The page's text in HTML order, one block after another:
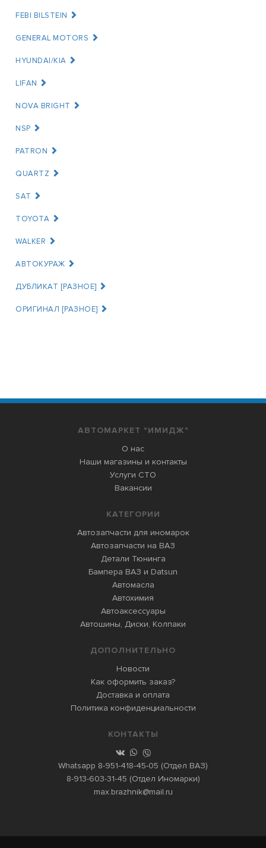
FEBI BILSTEIN
GENERAL MOTORS
HYUNDAI/KIA
LIFAN
NOVA BRIGHT
NSP
PATRON
QUARTZ
SAT
TOYOTA
WALKER
АВТОКУРАЖ
ДУБЛИКАТ [РАЗНОЕ]
ОРИГИНАЛ [РАЗНОЕ]
АВТОМАРКЕТ "ИМИДЖ"
О нас
Наши магазины и контакты
Услуги СТО
Вакансии
КАТЕГОРИИ
Автозапчасти для иномарок
Автозапчасти на ВАЗ
Детали Тюнинга
Бампера ВАЗ и Datsun
Автомасла
Автохимия
Автоаксессуары
Автошины, Диски, Колпаки
ДОПОЛНИТЕЛЬНО
Новости
Как оформить заказ?
Доставка и оплата
Политика конфиденциальности
КОНТАКТЫ
Whatsapp 8-951-418-45-05 (Отдел ВАЗ)
8-913-603-31-45 (Отдел Иномарки)
max.brazhnik@mail.ru